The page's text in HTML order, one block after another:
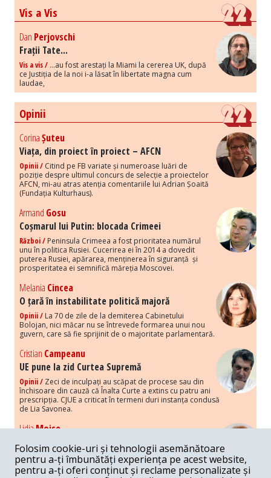
Vis a Vis
Dan Perjovschi
Frații Tate...
Vis a vis / ...au fost arestați la Miami la cererea UK, după
ce Justiția de la noi i-a lăsat în libertate magna cum
laudae,
Opinii
CorinaȘuteu
Viața, din proiect în proiect – AFCN
Opinii / Citind pe FB variate și numeroase luări de
poziție despre ultimul concurs de selecție a proiectelor
AFCN, mi-au atras atenția comentariile lui Adrian Șoaită
(Fundația Kulturhaus).
Armand Gosu
Coșmarul lui Putin: blocada Crimeei
Război / Peninsula Crimeea a fost prioritatea numărul
unu în politica Rusiei. Cucerirea ei în 2014 a dovedit
puterea Rusiei, apărarea, menținerea în siguranță și
prosperitatea ei semnifică măreția Moscovei.
Melania Cincea
O țară în instabilitate politică majoră
Opinii / La 70 de zile de la demiterea Cabinetului
Bolojan, nici măcar nu se întrevede formarea unui nou
guvern, care să fie sprijinit de o majoritate parlamentară.
Cristian Campeanu
UE pune la zid Curtea Supremă
Opinii / Zeci de inculpați au scăpat de procese sau din
închisoare din cauză că Înalta Curte a extins cu patru ani
prescripția. CJUE a criticat în termeni duri instanța condusă
de Lia Savonea.
LidiaMoise
Costurile economice ale haosului politic
Opinii / Economia nu poate rezista cu retorica falsă a
susținerii intereselor poporului, care, de fapt, ascunde
obsesia menținerii privilegiilor și a averilor unor caste.
Folosim cookie-uri și tehnologii asemănătoare
pentru a-ți îmbunătăți experiența pe acest website,
pentru a-ți oferi conținut și reclame personalizate și